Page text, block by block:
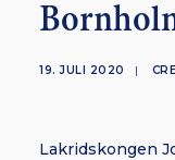
ENGLISH
19. JULI 2020 |
Lakridskongen